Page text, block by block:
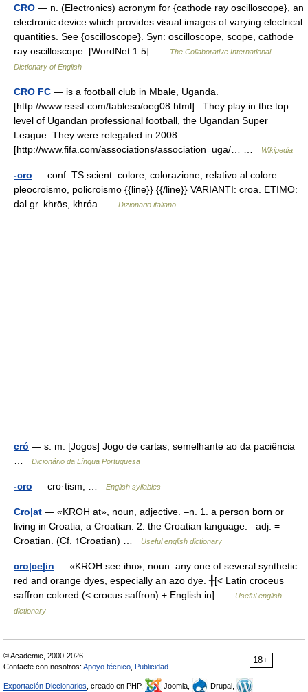
CRO — n. (Electronics) acronym for {cathode ray oscilloscope}, an
electronic device which provides visual images of varying electrical
quantities. See {oscilloscope}. Syn: oscilloscope, scope, cathode
ray oscilloscope. [WordNet 1.5] …
The Collaborative International
Dictionary of English
CRO FC — is a football club in Mbale, Uganda.
[http://www.rsssf.com/tableso/oeg08.html] . They play in the top
level of Ugandan professional football, the Ugandan Super
League. They were relegated in 2008.
[http://www.fifa.com/associations/association=uga/… …
Wikipedia
-cro — conf. TS scient. colore, colorazione; relativo al colore:
pleocroismo, policroismo {{line}} {{/line}} VARIANTI: croa. ETIMO:
dal gr. khrōs, khróa …
Dizionario italiano
cró — s. m. [Jogos] Jogo de cartas, semelhante ao da paciência
Dicionário da Língua Portuguesa
-cro — cro·tism; … English syllables
Cro|at — «KROH at», noun, adjective. –n. 1. a person born or
living in Croatia; a Croatian. 2. the Croatian language. –adj. =
Croatian. (Cf. ↑Croatian) …
Useful english dictionary
cro|ce|in — «KROH see ihn», noun. any one of several synthetic
red and orange dyes, especially an azo dye. ╂[< Latin croceus
saffron colored (< crocus saffron) + English in] …
Useful english
dictionary
18+
© Academic, 2000-2026
Contacte con nosotros: Apoyo técnico Publicidad
Exportación Diccionarios , creado en PHP, Joomla, Drupal,